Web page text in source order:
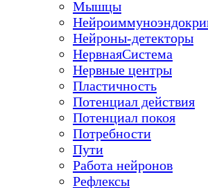
Мышцы
Нейроны-детекторы
НервнаяСистема
Нервные центры
Пластичность
Потенциал действия
Потенциал покоя
Потребности
Пути
Работа нейронов
Рефлексы